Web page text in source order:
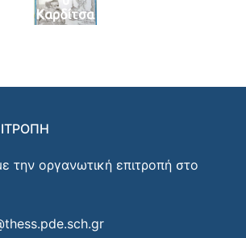
Καρδίτσα
ς
της Α’
την οργανωτική επιτροπή στο